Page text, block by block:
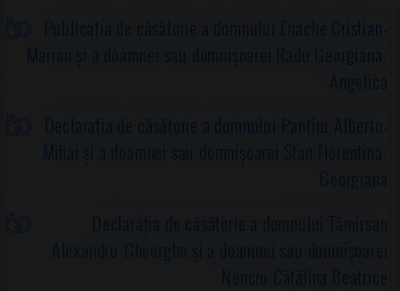
Publicația de căsătorie a domnului Enache Cristian-
Marian și a doamnei sau domnișoarei Radu Georgiana-
Angelica
Declarația de căsătorie a domnului Panțîru Alberto-
Mihai și a doamnei sau domnișoarei Stan Florentina-
Georgiana
Declarația de căsătorie a domnului Tămîrsan
Alexandru-Gheorghe și a doamnei sau domnișoarei
Nenciu Cătălina Beatrice